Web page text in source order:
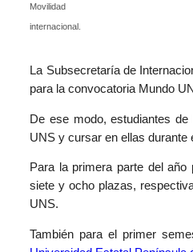
Movilidad
internacional.
La Subsecretaría de
para la convocatoria Mundo
De ese modo, estudiantes
UNS y cursar en ellas durante
Para la primera parte del año
siete y ocho plazas,
UNS.
También para el primer